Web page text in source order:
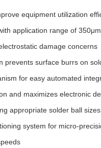
equipment utilization
application range of
damage concerns
prevents surface burrs on
for easy automated
and maximizes electronic
appropriate solder ball sizes
system for micro-